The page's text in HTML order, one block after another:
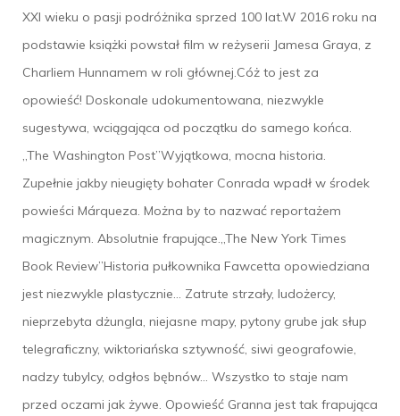
XXI wieku o pasji podróżnika sprzed 100 lat.W 2016 roku na
podstawie książki powstał film w reżyserii Jamesa Graya, z
Charliem Hunnamem w roli głównej.Cóż to jest za
opowieść! Doskonale udokumentowana, niezwykle
sugestywa, wciągająca od początku do samego końca.
„The Washington Post”Wyjątkowa, mocna historia.
Zupełnie jakby nieugięty bohater Conrada wpadł w środek
powieści Márqueza. Można by to nazwać reportażem
magicznym. Absolutnie frapujące.„The New York Times
Book Review”Historia pułkownika Fawcetta opowiedziana
jest niezwykle plastycznie… Zatrute strzały, ludożercy,
nieprzebyta dżungla, niejasne mapy, pytony grube jak słup
telegraficzny, wiktoriańska sztywność, siwi geografowie,
nadzy tubylcy, odgłos bębnów… Wszystko to staje nam
przed oczami jak żywe. Opowieść Granna jest tak frapująca